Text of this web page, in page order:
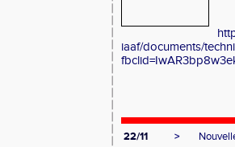
iaaf/documents/
22/11 >